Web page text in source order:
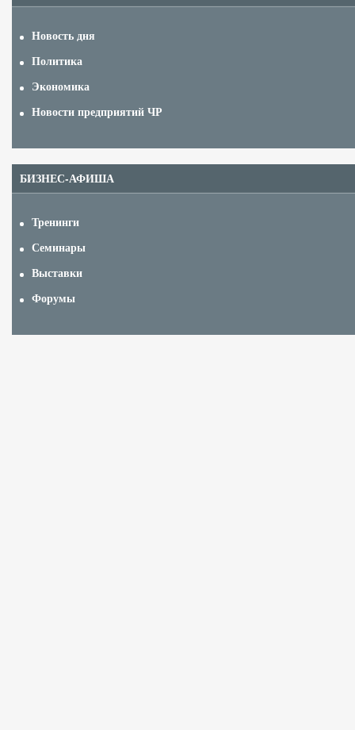
Новость дня
Политика
Экономика
Новости предприятий ЧР
БИЗНЕС-АФИША
Тренинги
Семинары
Выставки
Форумы